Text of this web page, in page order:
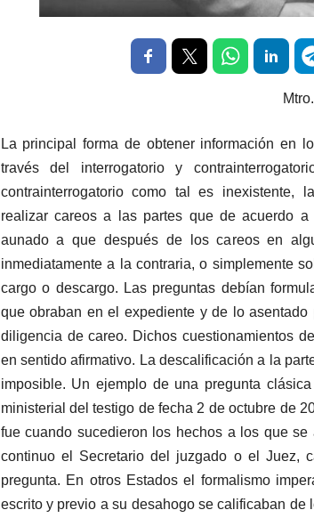
La principal forma de obtener información en
través del interrogatorio y
contrainterrogatorio como tal es inexistente,
realizar careos a las partes que de acuerdo a
aunado a que después de los careos en
inmediatamente a la contraria, o simplemente
cargo o descargo. Las preguntas debían
que obraban en el expediente y de lo
diligencia de careo. Dichos cuestionamientos
en sentido afirmativo. La descalificación a la
imposible. Un ejemplo de una pregunta
ministerial del testigo de fecha 2 de octubre de
fue cuando sucedieron los hechos a los que se
continuo el Secretario del juzgado o el Juez,
pregunta. En otros Estados el formalismo
escrito y previo a su desahogo se calificaban de